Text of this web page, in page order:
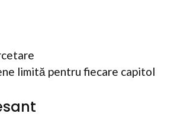
limită pentru fiecare capitol